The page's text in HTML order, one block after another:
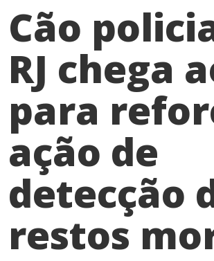
Cão
RJ chega
para
ação de
detecção
restos